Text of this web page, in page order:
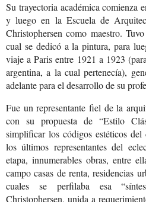
Su trayectoria académica
y luego en la Escuela de
Christophersen como maestro.
cual se dedicó a la pintura, para
viaje a Paris entre 1921 a 1923
argentina, a la cual pertenecía),
adelante para el desarrollo de su
Fue un representante fiel de la
con su propuesta de “Estilo
simplificar los códigos estéticos
los últimos representantes del
etapa, innumerables obras, entre
campo casas de renta, residencias
cuales se perfilaba esa
Christophersen, unida a